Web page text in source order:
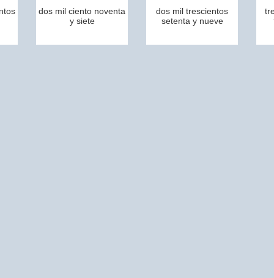
dos mil ciento noventa
y siete
dos mil trescientos
setenta y nueve